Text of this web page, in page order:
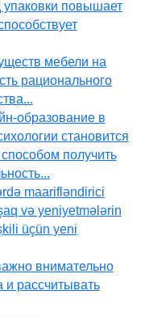
повышает
мебели на
рационального
образование в
становится
получить
maarifləndirici
və yeniyetmələrin
üçün yeni
внимательно
и рассчитывать